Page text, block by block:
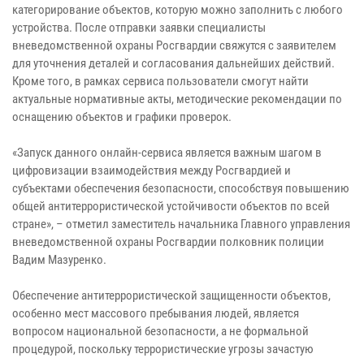
категорирование объектов, которую можно заполнить с любого
устройства. После отправки заявки специалисты
вневедомственной охраны Росгвардии свяжутся с заявителем
для уточнения деталей и согласования дальнейших действий.
Кроме того, в рамках сервиса пользователи смогут найти
актуальные нормативные акты, методические рекомендации по
оснащению объектов и графики проверок.
«Запуск данного онлайн-сервиса является важным шагом в
цифровизации взаимодействия между Росгвардией и
субъектами обеспечения безопасности, способствуя повышению
общей антитеррористической устойчивости объектов по всей
стране», – отметил заместитель начальника Главного управления
вневедомственной охраны Росгвардии полковник полиции
Вадим Мазуренко.
Обеспечение антитеррористической защищенности объектов,
особенно мест массового пребывания людей, является
вопросом национальной безопасности, а не формальной
процедурой, поскольку террористические угрозы зачастую